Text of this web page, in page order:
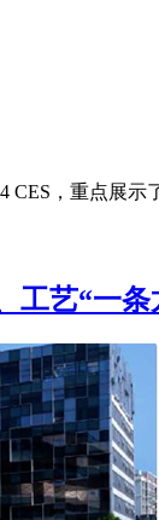
CES，重点
工艺“一条